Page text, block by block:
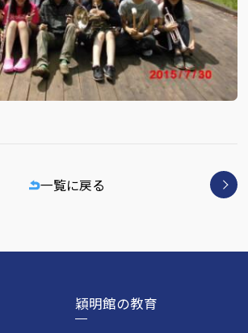
一覧に戻る
穎明館の教育